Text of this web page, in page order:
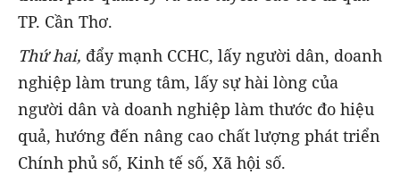
TP. Cần Thơ.
Thứ hai, đẩy mạnh CCHC, lấy người dân, doanh
nghiệp làm trung tâm, lấy sự hài lòng của
người dân và doanh nghiệp làm thước đo hiệu
quả, hướng đến nâng cao chất lượng phát triển
Chính phủ số, Kinh tế số, Xã hội số.